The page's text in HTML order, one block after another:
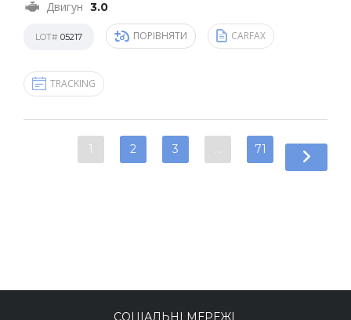
Двигун 3.0
LOT# 05217 ПОРІВНЯТИ CARFAX
TRACKING
1 2 3 … 71
СОЦІАЛЬНІ МЕРЕЖІ